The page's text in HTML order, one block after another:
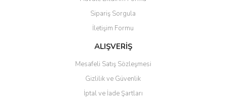
Ürün bilgilerinde hatalar bulunuyor.
Ürün fiyatı diğer sitelerden daha pahalı.
Bu ürüne benzer farklı alternatifler olmalı.
Sipariş Sorgula
İletişim Formu
ALIŞVERİŞ
Mesafeli Satış Sözleşmesi
Gizlilik ve Güvenlik
İptal ve İade Şartları